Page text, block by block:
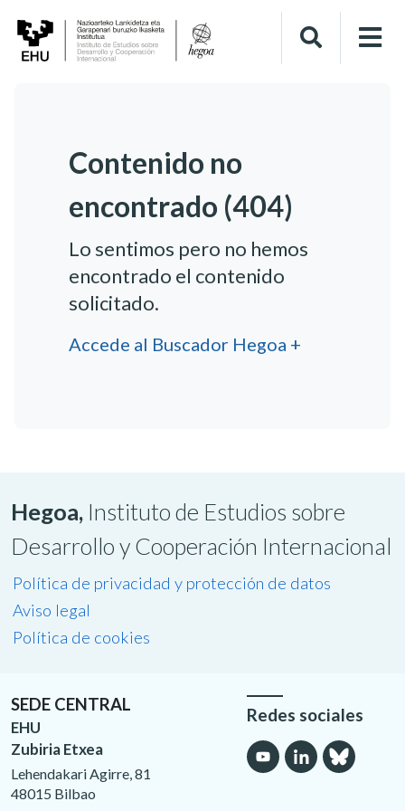
Contenido no
encontrado (404)
Lo sentimos pero no hemos
encontrado el contenido
solicitado.
Accede al Buscador Hegoa +
Hegoa, Instituto de Estudios sobre
Desarrollo y Cooperación Internacional
Política de privacidad y protección de datos
Aviso legal
Política de cookies
SEDE CENTRAL
EHU
Zubiria Etxea
Lehendakari Agirre, 81
48015 Bilbao
Redes sociales